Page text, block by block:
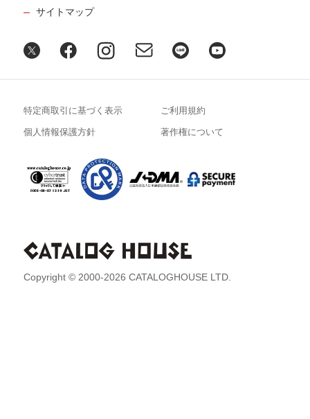
サイトマップ
Copyright © 2000-2026 CATALOGHOUSE LTD.
特定商取引に基づく表示 ご利用規約
個人情報保護方針 著作権について